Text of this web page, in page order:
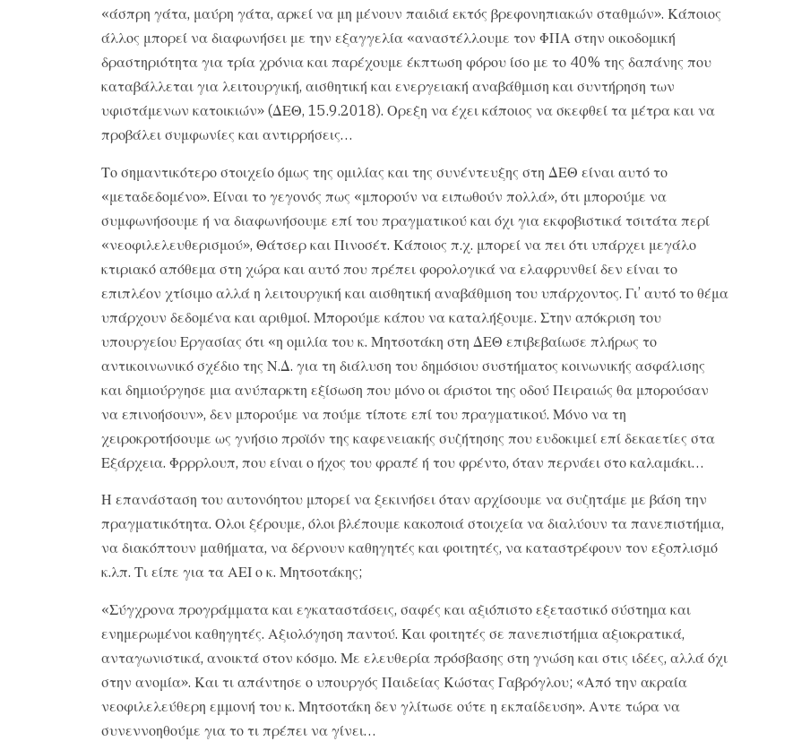
«άσπρη γάτα, μαύρη γάτα, αρκεί να μη μένουν παιδιά εκτός βρεφονηπιακών σταθμών». Κάποιος
άλλος μπορεί να διαφωνήσει με την εξαγγελία «αναστέλλουμε τον ΦΠΑ στην οικοδομική
δραστηριότητα για τρία χρόνια και παρέχουμε έκπτωση φόρου ίσο με το 40% της δαπάνης που
καταβάλλεται για λειτουργική, αισθητική και ενεργειακή αναβάθμιση και συντήρηση των
υφιστάμενων κατοικιών» (ΔΕΘ, 15.9.2018). Ορεξη να έχει κάποιος να σκεφθεί τα μέτρα και να
προβάλει συμφωνίες και αντιρρήσεις…
Το σημαντικότερο στοιχείο όμως της ομιλίας και της συνέντευξης στη ΔΕΘ είναι αυτό το
«μεταδεδομένο». Είναι το γεγονός πως «μπορούν να ειπωθούν πολλά», ότι μπορούμε να
συμφωνήσουμε ή να διαφωνήσουμε επί του πραγματικού και όχι για εκφοβιστικά τσιτάτα περί
«νεοφιλελευθερισμού», Θάτσερ και Πινοσέτ. Κάποιος π.χ. μπορεί να πει ότι υπάρχει μεγάλο
κτιριακό απόθεμα στη χώρα και αυτό που πρέπει φορολογικά να ελαφρυνθεί δεν είναι το
επιπλέον χτίσιμο αλλά η λειτουργική και αισθητική αναβάθμιση του υπάρχοντος. Γι’ αυτό το θέμα
υπάρχουν δεδομένα και αριθμοί. Μπορούμε κάπου να καταλήξουμε. Στην απόκριση του
υπουργείου Εργασίας ότι «η ομιλία του κ. Μητσοτάκη στη ΔΕΘ επιβεβαίωσε πλήρως το
αντικοινωνικό σχέδιο της Ν.Δ. για τη διάλυση του δημόσιου συστήματος κοινωνικής ασφάλισης
και δημιούργησε μια ανύπαρκτη εξίσωση που μόνο οι άριστοι της οδού Πειραιώς θα μπορούσαν
να επινοήσουν», δεν μπορούμε να πούμε τίποτε επί του πραγματικού. Μόνο να τη
χειροκροτήσουμε ως γνήσιο προϊόν της καφενειακής συζήτησης που ευδοκιμεί επί δεκαετίες στα
Εξάρχεια. Φρρρλουπ, που είναι ο ήχος του φραπέ ή του φρέντο, όταν περνάει στο καλαμάκι…
Η επανάσταση του αυτονόητου μπορεί να ξεκινήσει όταν αρχίσουμε να συζητάμε με βάση την
πραγματικότητα. Ολοι ξέρουμε, όλοι βλέπουμε κακοποιά στοιχεία να διαλύουν τα πανεπιστήμια,
να διακόπτουν μαθήματα, να δέρνουν καθηγητές και φοιτητές, να καταστρέφουν τον εξοπλισμό
κ.λπ. Τι είπε για τα ΑΕΙ ο κ. Μητσοτάκης;
«Σύγχρονα προγράμματα και εγκαταστάσεις, σαφές και αξιόπιστο εξεταστικό σύστημα και
ενημερωμένοι καθηγητές. Αξιολόγηση παντού. Και φοιτητές σε πανεπιστήμια αξιοκρατικά,
ανταγωνιστικά, ανοικτά στον κόσμο. Με ελευθερία πρόσβασης στη γνώση και στις ιδέες, αλλά όχι
στην ανομία». Και τι απάντησε ο υπουργός Παιδείας Κώστας Γαβρόγλου; «Από την ακραία
νεοφιλελεύθερη εμμονή του κ. Μητσοτάκη δεν γλίτωσε ούτε η εκπαίδευση». Αντε τώρα να
συνεννοηθούμε για το τι πρέπει να γίνει…